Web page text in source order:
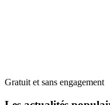
Gratuit et sans engagement